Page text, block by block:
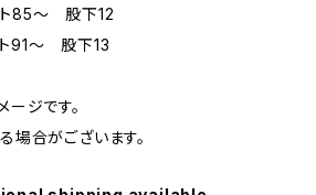
85～ 股下12
91～ 股下13
ジです。
場合がございます。